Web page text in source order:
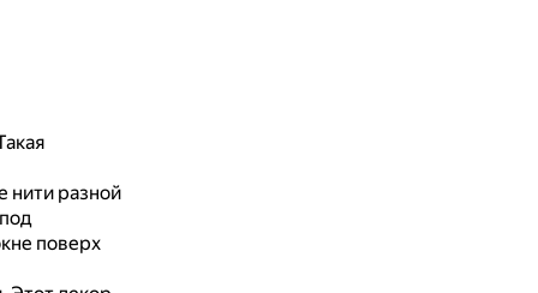
нити разной
поверх